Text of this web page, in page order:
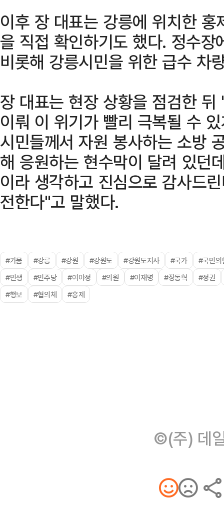
이후 장 대표는 강릉에 위치한
을 직접 확인하기도 했다. 정수
비롯해 강릉시민을 위한 급수 차
장 대표는 현장 상황을 점검한
이뤄 이 위기가 빨리 극복될 수
시민들께서 자원 봉사하는 소방
해 응원하는 현수막이 달려 있던
이라 생각하고 진심으로 감사드
전한다"고 말했다.
#가뭄 #강릉 #강원 #강원도 #강원도지사 #국가
#국민의
#민생
#민주당 #여야정 #의원 #이재명 #장동혁
#정권
#행보
#협의체 #홍제
©(주) 데